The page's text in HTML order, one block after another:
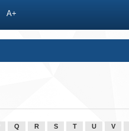
A+
Q R S T U V